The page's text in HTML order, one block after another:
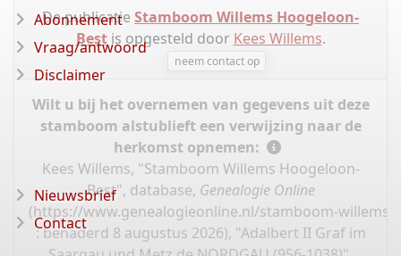
De publicatie Stamboom Willems Hoogeloon-
Bestis opgesteld door Kees Willems.
neem contact op
Wilt u bij het overnemen van gegevens uit deze
stamboom alstublieft een verwijzing naar de
herkomst opnemen:
Kees Willems, "Stamboom Willems Hoogeloon-
Best", database, Genealogie Online
(https://www.genealogieonline.nl/stamboom-willems-
: benaderd 8 augustus 2026), "Adalbert II Graf im
Abonnement
Vraag/antwoord
Disclaimer
Nieuwsbrief
Contact